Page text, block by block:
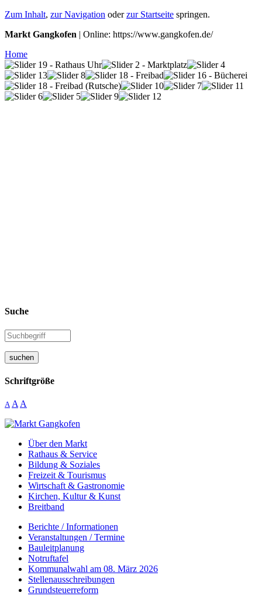
Zum Inhalt, zur Navigation oderzur Startseite springen.
Markt Gangkofen | Online: https://www.gangkofen.de/
Home
Suche
suchen
Schriftgröße
A A A
Über den Markt
Rathaus & Service
Bildung & Soziales
Freizeit & Tourismus
Wirtschaft & Gastronomie
Kirchen, Kultur & Kunst
Breitband
Berichte / Informationen
Veranstaltungen / Termine
Bauleitplanung
Notruftafel
Kommunalwahl am 08. März 2026
Stellenausschreibungen
Grundsteuerreform